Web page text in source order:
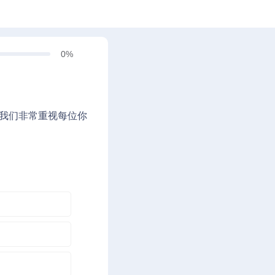
0%
们非常重视每位你